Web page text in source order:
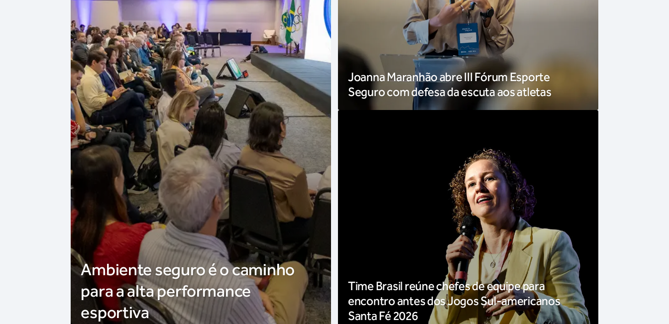
Ambiente seguro é o caminho
para a alta performance
esportiva
Joanna Maranhão abre III Fórum Esporte
Seguro com defesa da escuta aos atletas
Time Brasil reúne chefes de equipe para
encontro antes dos Jogos Sul-americanos
Santa Fé 2026